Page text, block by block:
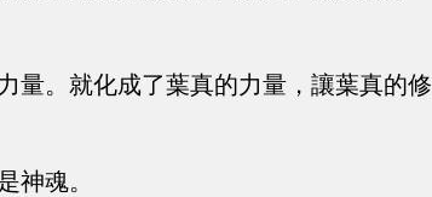
量。就化成了葉真的力量，讓葉真的修
神魂。